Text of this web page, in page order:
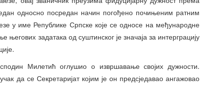
односно посредан начин погођено почињеним ратним
у име Републике Српске које се односе на међународне
задатака од суштинског је значаја за интерграцију
Милетић оглушио о извршавање својих дужности.
да се Секретаријат којим је он предсједавао ангажовао